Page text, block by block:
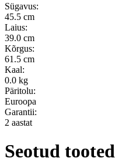
Sügavus:
45.5 cm
Laius:
39.0 cm
Kõrgus:
61.5 cm
Kaal:
0.0 kg
Päritolu:
Euroopa
Garantii:
2 aastat
Seotud tooted